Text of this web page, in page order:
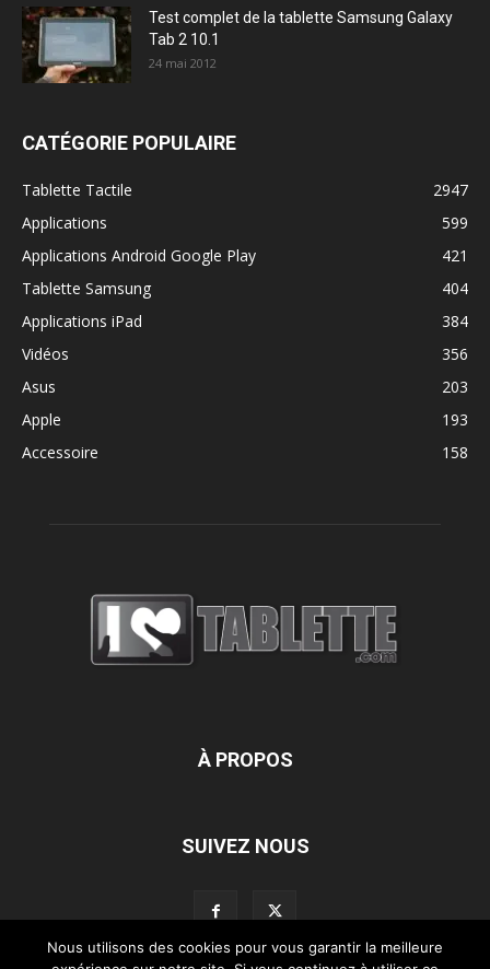
Test complet de la tablette Samsung Galaxy
Tab 2 10.1
24 mai 2012
CATÉGORIE POPULAIRE
Tablette Tactile
2947
Applications
599
Applications Android Google Play
421
Tablette Samsung
404
Applications iPad
384
Vidéos
356
Asus
203
Apple
193
Accessoire
158
À PROPOS
SUIVEZ NOUS
Nous utilisons des cookies pour vous garantir la meilleure